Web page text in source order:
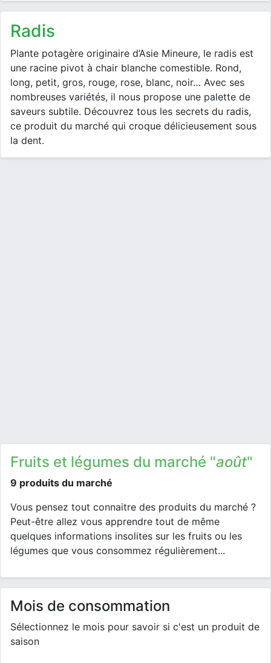
radis
Plante potagère originaire d’Asie Mineure, le radis est
une racine pivot à chair blanche comestible. Rond,
long, petit, gros, rouge, rose, blanc, noir… Avec ses
nombreuses variétés, il nous propose une palette de
saveurs subtile. Découvrez tous les secrets du radis,
ce produit du marché qui croque délicieusement sous
la dent.
Fruits et légumes du marché "août"
9 produits du marché
Vous pensez tout connaitre des produits du marché ?
Peut-être allez vous apprendre tout de même
quelques informations insolites sur les fruits ou les
légumes que vous consommez régulièrement...
Mois de consommation
Sélectionnez le mois pour savoir si c'est un produit de
saison